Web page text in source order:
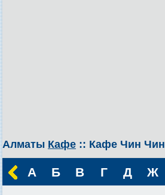
Алматы Кафе :: Кафе Чин Чин
А Б В Г Д Ж